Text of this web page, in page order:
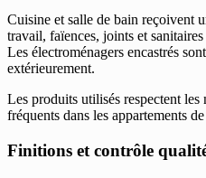
Cuisine et salle de bain reçoivent
travail, faïences, joints et
Les électroménagers encastrés
extérieurement.
Les produits utilisés respectent les
fréquents dans les appartements
Finitions et contrôle